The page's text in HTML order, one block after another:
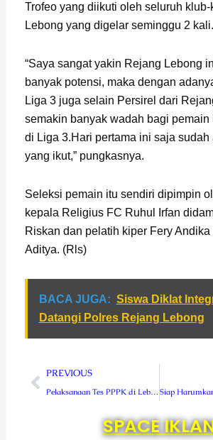
Trofeo yang diikuti oleh seluruh
Lebong yang digelar seminggu 2 kali.
“Saya sangat yakin Rejang Lebong
banyak potensi, maka dengan
Liga 3 juga selain Persirel dari
semakin banyak wadah bagi pemain
di Liga 3.Hari pertama ini saja sudah
yang ikut,” pungkasnya.
Seleksi pemain itu sendiri dipimpin
kepala Religius FC Ruhul Irfan
Riskan dan pelatih kiper Fery
Aditya. (Rls)
BACA JUGA: Siswa Diklat
Datangi Polres Rejang Lebong
Prev
PREVIOUS
Pelaksanaan Tes PPPK di Lebong Masih Menunggu Petunjuk Menpan-RB
SPACE